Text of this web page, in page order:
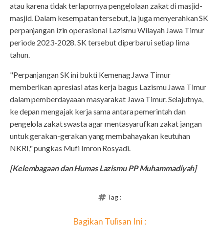
atau karena tidak terlapornya pengelolaan zakat di masjid-
masjid. Dalam kesempatan tersebut, ia juga menyerahkan SK
perpanjangan izin operasional Lazismu Wilayah Jawa Timur
periode 2023-2028. SK tersebut diperbarui setiap lima
tahun.
"Perpanjangan SK ini bukti Kemenag Jawa Timur
memberikan apresiasi atas kerja bagus Lazismu Jawa Timur
dalam pemberdayaaan masyarakat Jawa Timur. Selajutnya,
ke depan mengajak kerja sama antara pemerintah dan
pengelola zakat swasta agar mentasyarufkan zakat jangan
untuk gerakan-gerakan yang membahayakan keutuhan
NKRI," pungkas Mufi Imron Rosyadi.
[Kelembagaan dan Humas Lazismu PP Muhammadiyah]
Tag :
Bagikan Tulisan Ini :